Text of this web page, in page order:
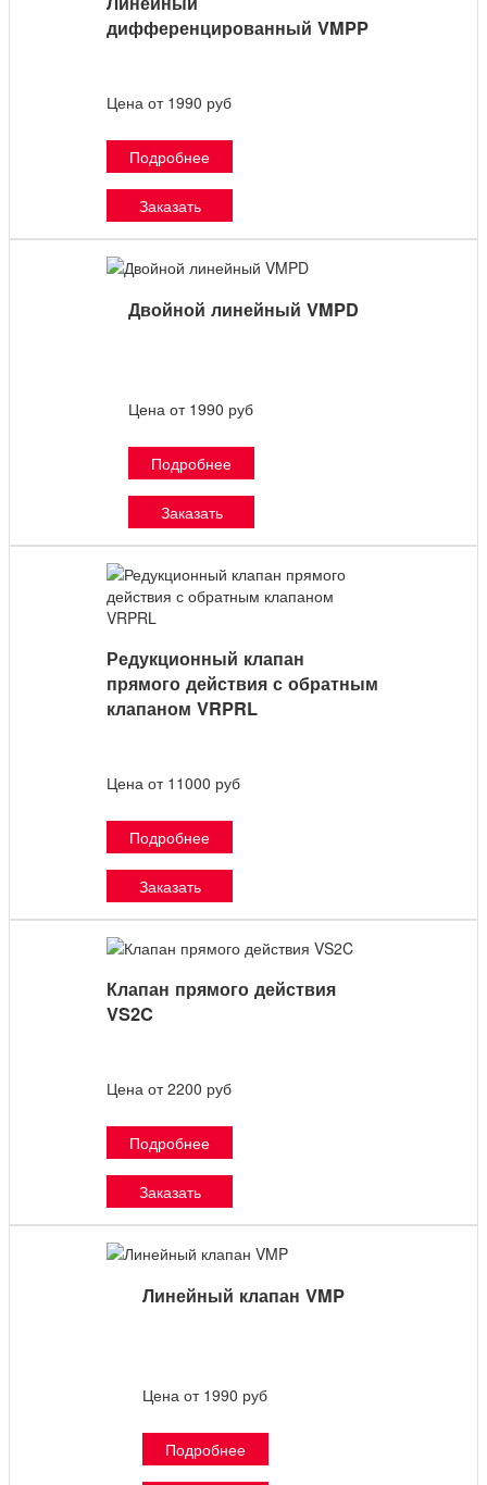
дифференцированный VMPP
Цена от 1990 руб
Подробнее
Заказать
Двойной линейный VMPD
Цена от 1990 руб
Подробнее
Заказать
Редукционный клапан
прямого действия с обратным
клапаном VRPRL
Цена от 11000 руб
Подробнее
Заказать
Клапан прямого действия
VS2C
Цена от 2200 руб
Подробнее
Заказать
Линейный клапан VMP
Цена от 1990 руб
Подробнее